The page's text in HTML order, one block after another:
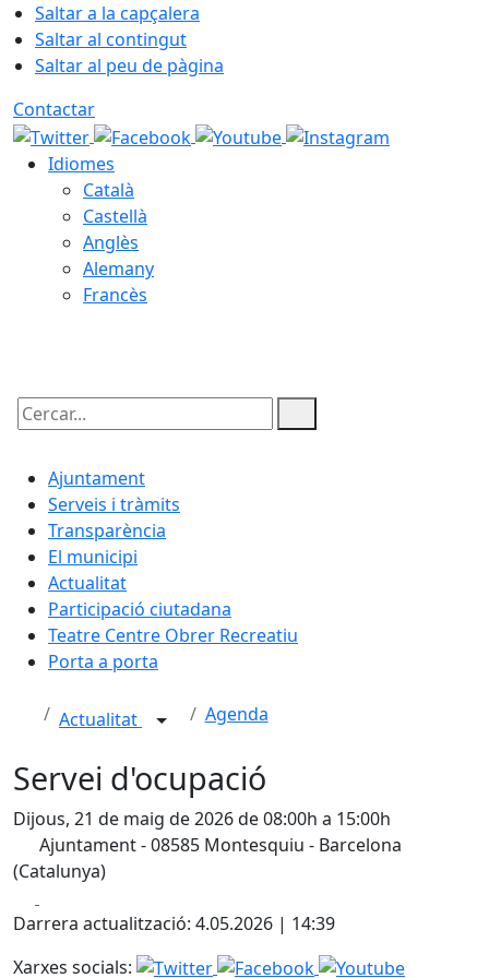
Saltar a la capçalera
Saltar al contingut
Saltar al peu de pàgina
Contactar
Idiomes
Català
Castellà
Anglès
Alemany
Francès
Cercar:
Ajuntament
Serveis i tràmits
Transparència
El municipi
Actualitat
Participació ciutadana
Teatre Centre Obrer Recreatiu
Porta a porta
Actualitat Agenda
Servei d'ocupació
Dijous, 21 de maig de 2026 de 08:00h a 15:00h
Ajuntament - 08585 Montesquiu - Barcelona
(Catalunya)
Darrera actualització: 4.05.2026 | 14:39
Xarxes socials: